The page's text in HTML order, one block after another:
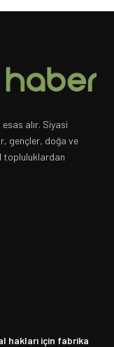
esas alır. Siyasi
gençler, doğa ve
topluluklardan
hakları için fabrika